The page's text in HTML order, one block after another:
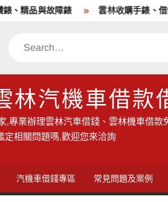
精品與故障錶 雲林收購手錶、借錢
Search
林汽機車借
,專業辦理雲林汽車借錢、雲林機車借
定相關問題嗎,歡迎您來洽詢
汽機車借錢專區 常見問題及案例